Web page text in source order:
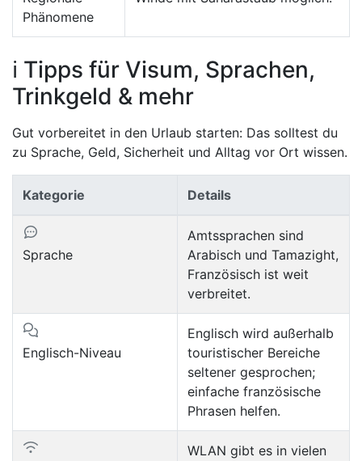
Phänomene
ℹ️ Tipps für Visum, Sprachen,
Trinkgeld & mehr
Gut vorbereitet in den Urlaub starten: Das solltest du
zu Sprache, Geld, Sicherheit und Alltag vor Ort wissen.
Kategorie Details
Sprache
Amtssprachen sind
Arabisch und Tamazight,
Französisch ist weit
verbreitet.
Englisch-Niveau
Englisch wird außerhalb
touristischer Bereiche
seltener gesprochen;
einfache französische
Phrasen helfen.
WLAN gibt es in vielen